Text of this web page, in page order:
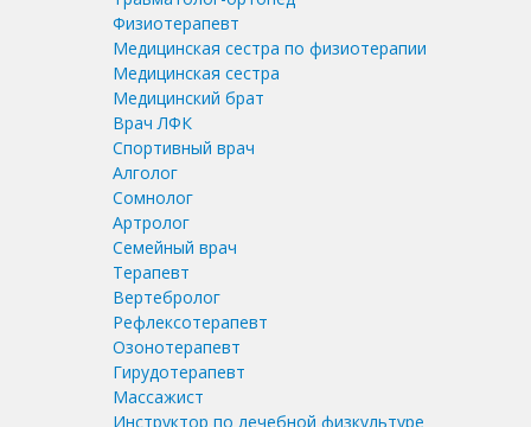
Физиотерапевт
Медицинская сестра по физиотерапии
Медицинская сестра
Медицинский брат
Врач ЛФК
Спортивный врач
Алголог
Сомнолог
Артролог
Семейный врач
Терапевт
Вертебролог
Рефлексотерапевт
Озонотерапевт
Гирудотерапевт
Массажист
Инструктор по лечебной физкультуре